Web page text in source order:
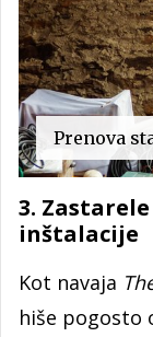
Prenova
3.
inštalacije
Kot navaja
hiše pogosto